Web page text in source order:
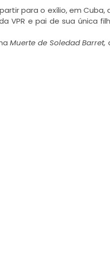
para o exílio, em Cuba,
VPR e pai de sua única
Muerte de Soledad Barret,